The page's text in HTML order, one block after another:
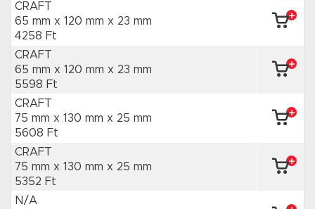
CRAFT
65 mm x 120 mm x 23 mm
4258 Ft
CRAFT
65 mm x 120 mm x 23 mm
5598 Ft
CRAFT
75 mm x 130 mm x 25 mm
5608 Ft
CRAFT
75 mm x 130 mm x 25 mm
5352 Ft
N/A